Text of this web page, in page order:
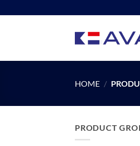
naar
HOME /
PRODUCT